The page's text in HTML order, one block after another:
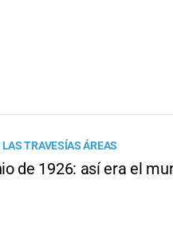
LAS TRAVESÍAS ÁREAS
de 1926: así era el